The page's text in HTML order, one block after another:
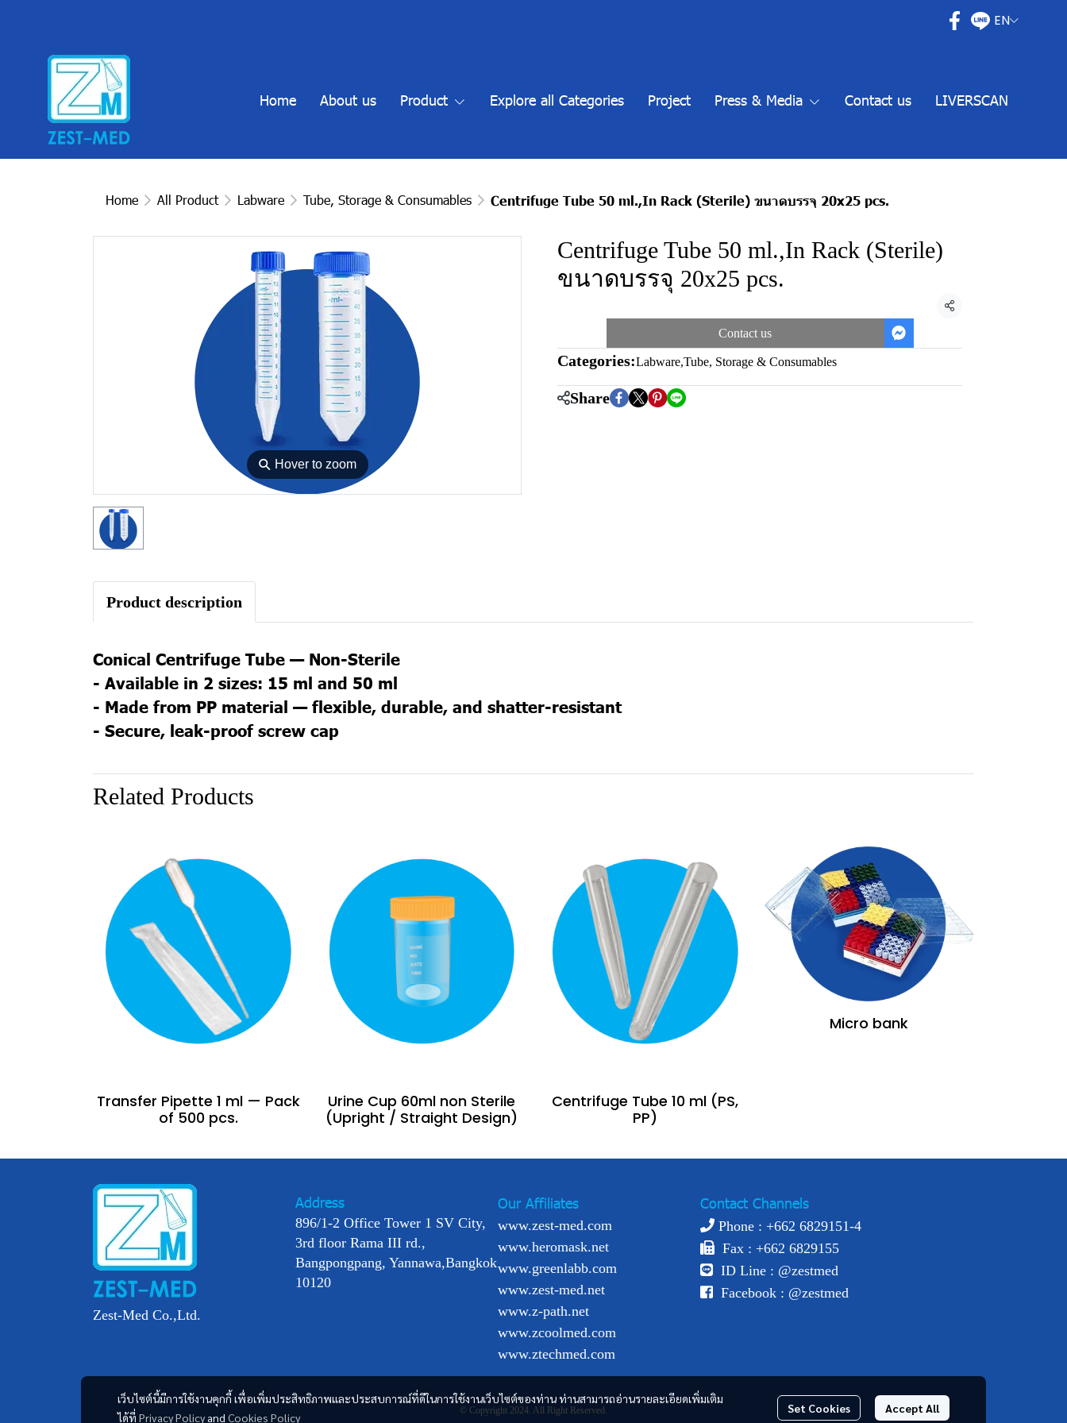
EN
Home About us Product Explore all Categories Project Press & Media Contact us LIVERSCAN
Home All Product Labware Tube, Storage & Consumables Centrifuge Tube 50 ml.,In Rack (Sterile) ขนาดบรรจุ 20x25 pcs.
⚲ Hover to zoom
Centrifuge Tube 50 ml.,In Rack (Sterile)
ขนาดบรรจุ 20x25 pcs.
Share
Contact us
Categories:Labware,Tube, Storage & Consumables
Share
Product description
Conical Centrifuge Tube — Non-Sterile
- Available in 2 sizes: 15 ml and 50 ml
- Made from PP material — flexible, durable, and shatter-resistant
- Secure, leak-proof screw cap
Related Products
Transfer Pipette 1 ml — Pack
of 500 pcs.
Urine Cup 60ml non Sterile
(Upright / Straight Design)
Centrifuge Tube 10 ml (PS,
PP)
Micro bank
เว็บไซต์นี้มีการใช้งานคุกกี้ เพื่อเพิ่มประสิทธิภาพและประสบการณ์ที่ดีในการใช้งานเว็บไซต์ของท่าน ท่านสามารถอ่านรายละเอียดเพิ่มเติม
ได้ที่ Privacy Policy and Cookies Policy
Set Cookies Accept All
Zest-Med Co.,Ltd.
Address
896/1-2 Office Tower 1 SV City,
3rd floor Rama III rd.,
Bangpongpang, Yannawa,Bangkok
10120
Our Affiliates
www.zest-med.com
www.heromask.net
www.greenlabb.com
www.zest-med.net
www.z-path.net
www.zcoolmed.com
www.ztechmed.com
Contact Channels
Phone : +662 6829151-4
Fax : +662 6829155
ID Line : @zestmed
Facebook : @zestmed
© Copyright 2024. All Right Reserved.